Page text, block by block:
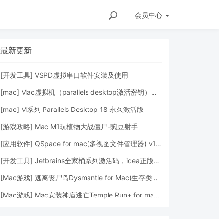
会员中心
最新更新
[开发工具] VSPD虚拟串口软件安装及使用
[mac] Mac虚拟机（parallels desktop激活密钥）永久激活
[mac] M系列 Parallels Desktop 18 永久激活版
[游戏攻略] Mac M1玩植物大战僵尸-豌豆射手
[应用软件] QSpace for mac(多视图文件管理器) v1.7.2中文免费版
[开发工具] Jetbrains全家桶系列激活码，idea正版激活码2023永久
[Mac游戏] 逃离丧尸岛Dysmantle for Mac(生存类末日游戏)附DLC
[Mac游戏] Mac安装神庙逃亡Temple Run+ for mac(经典酷跑游戏)